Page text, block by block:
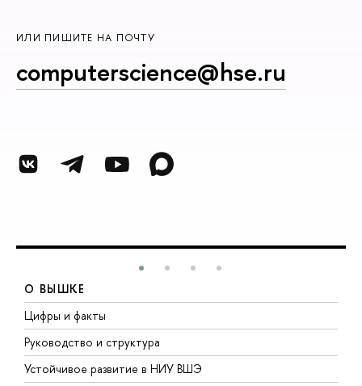
ИЛИ ПИШИТЕ НА ПОЧТУ
computerscience@hse.ru
О ВЫШКЕ
Цифры и факты
Руководство и структура
Устойчивое развитие в НИУ ВШЭ